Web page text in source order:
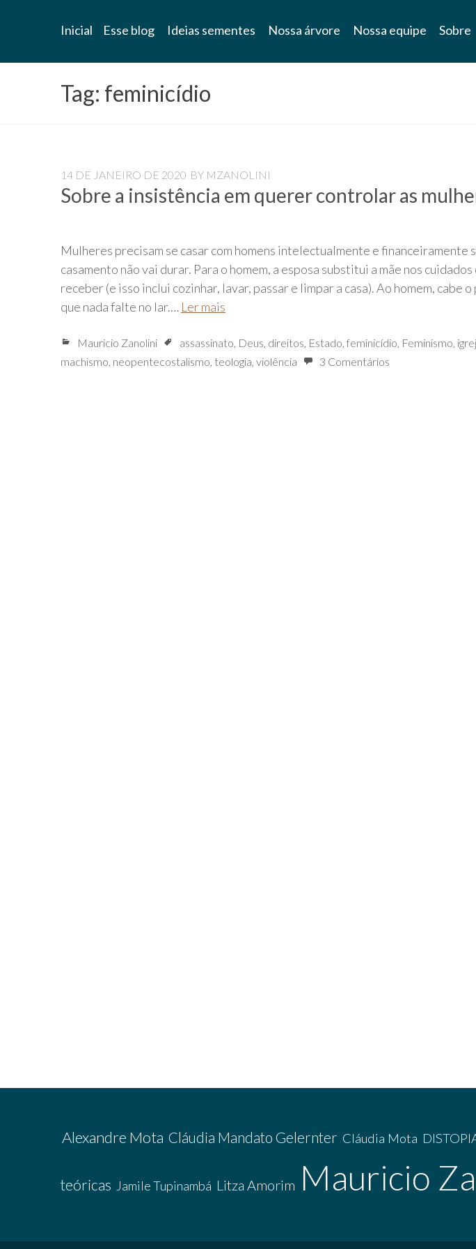
Blog
Universidade
Livre
Pampédia
Inicial Esse blog Ideias sementes Nossa árvore Nossa equipe Sobre
Tag: feminicídio
14 DE JANEIRO DE 2020 BY MZANOLINI
Sobre a insistência em querer controlar as
Mulheres precisam se casar com homens intelectualmente e financeiramente
casamento não vai durar. Para o homem, a esposa substitui a mãe nos
receber (e isso inclui cozinhar, lavar, passar e limpar a casa). Ao homem, cabe
que nada falte no lar.… Ler mais
Mauricio Zanolini assassinato, Deus, direitos, Estado, feminicídio, Feminismo,
machismo, neopentecostalismo, teologia, violência 3 Comentários
Alexandre Mota Cláudia Mandato Gelernter Cláudia Mota
teóricas Jamile Tupinambá Litza Amorim Mauricio